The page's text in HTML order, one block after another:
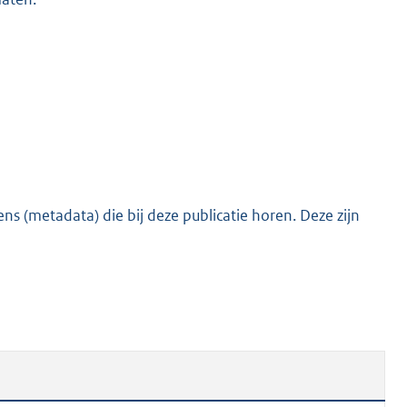
(metadata) die bij deze publicatie horen. Deze zijn